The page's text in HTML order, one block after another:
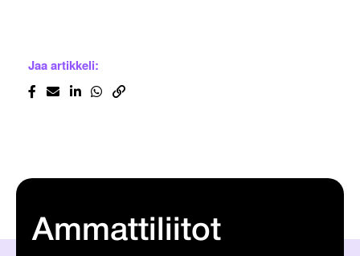
Jaa artikkeli:
Ammattiliitot